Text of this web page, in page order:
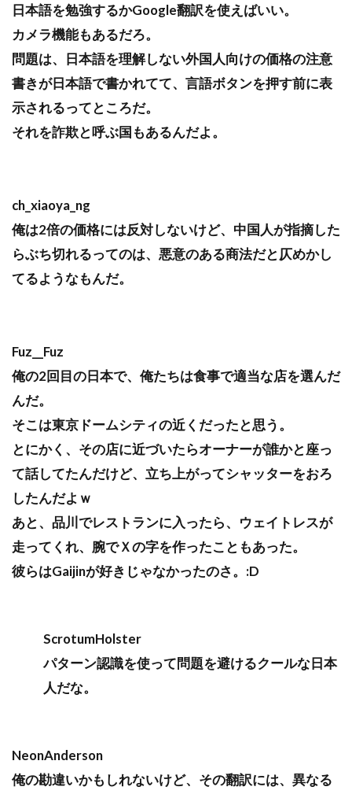
日本語を勉強するかGoogle翻訳を使えばいい。
カメラ機能もあるだろ。
問題は、日本語を理解しない外国人向けの価格の注意
書きが日本語で書かれてて、言語ボタンを押す前に表
示されるってところだ。
それを詐欺と呼ぶ国もあるんだよ。
ch_xiaoya_ng
俺は2倍の価格には反対しないけど、中国人が指摘した
らぶち切れるってのは、悪意のある商法だと仄めかし
てるようなもんだ。
Fuz__Fuz
俺の2回目の日本で、俺たちは食事で適当な店を選んだ
んだ。
そこは東京ドームシティの近くだったと思う。
とにかく、その店に近づいたらオーナーが誰かと座っ
て話してたんだけど、立ち上がってシャッターをおろ
したんだよｗ
あと、品川でレストランに入ったら、ウェイトレスが
走ってくれ、腕でＸの字を作ったこともあった。
彼らはGaijinが好きじゃなかったのさ。:D
ScrotumHolster
パターン認識を使って問題を避けるクールな日本
人だな。
NeonAnderson
俺の勘違いかもしれないけど、その翻訳には、異なる